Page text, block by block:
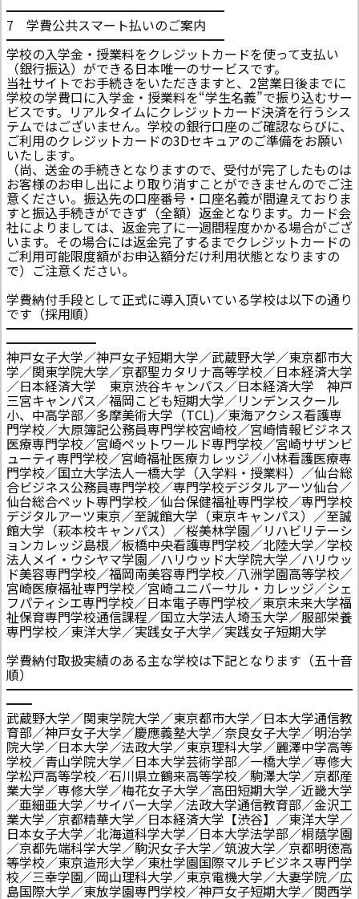
━━━━━━━━━━━━━━━━━
7 学費公共スマート払いのご案内
━━━━━━━━━━━━━━━━━
学校の入学金・授業料をクレジットカードを使って支払い
（銀行振込）ができる日本唯一のサービスです。
当社サイトでお手続きをいただきますと、2営業日後までに
学校の学費口に入学金・授業料を“学生名義”で振り込むサー
ビスです。リアルタイムにクレジットカード決済を行うシス
テムではございません。学校の銀行口座のご確認ならびに、
ご利用のクレジットカードの3Dセキュアのご準備をお願い
いたします。
（尚、送金の手続きとなりますので、受付が完了したものは
お客様のお申し出により取り消すことができませんのでご注
意ください。振込先の口座番号・口座名義が間違えておりま
すと振込手続きができず（全額）返金となります。カード会
社によりましては、返金完了に一週間程度かかる場合がござ
います。その場合には返金完了するまでクレジットカードの
ご利用可能限度額がお申込額分だけ利用状態となりますの
で）ご注意ください。
学費納付手段として正式に導入頂いている学校は以下の通り
です（採用順）
━━━━━━━━━━━━━━━━━━━━━━━━━━━
━━━━━━━
神戸女子大学／神戸女子短期大学／武蔵野大学／東京都市大
学／関東学院大学／京都聖カタリナ高等学校／日本経済大学
／日本経済大学 東京渋谷キャンパス／日本経済大学 神戸
三宮キャンパス／福岡こども短期大学／リンデンスクール
小、中高学部／多摩美術大学（TCL)／東海アクシス看護専
門学校／大原簿記公務員専門学校宮崎校／宮崎情報ビジネス
医療専門学校／宮崎ペットワールド専門学校／宮崎サザンビ
ューティ専門学校／宮崎福祉医療カレッジ／小林看護医療専
門学校／国立大学法人一橋大学（入学料・授業料）／仙台総
合ビジネス公務員専門学校／専門学校デジタルアーツ仙台／
仙台総合ペット専門学校／仙台保健福祉専門学校／専門学校
デジタルアーツ東京／至誠館大学（東京キャンパス）／至誠
館大学（萩本校キャンパス）／桜美林学園／リハビリテーシ
ョンカレッジ島根／板橋中央看護専門学校／北陸大学／学校
法人メイ・ウシヤマ学園／ハリウッド大学院大学／ハリウッ
ド美容専門学校／福岡南美容専門学校／八洲学園高等学校／
宮崎医療福祉専門学校／宮崎ユニバーサル・カレッジ／シェ
フパティシエ専門学校／日本電子専門学校／東京未来大学福
祉保育専門学校通信課程／国立大学法人埼玉大学／服部栄養
専門学校／東洋大学／実践女子大学／実践女子短期大学
学費納付取扱実績のある主な学校は下記となります（五十音
順）
━━━━━━━━━━━━━━━━━━━━━━━━━━━
━━
武蔵野大学／関東学院大学／東京都市大学／日本大学通信教
育部／神戸女子大学／慶應義塾大学／奈良女子大学／明治学
院大学／日本大学／法政大学／東京理科大学／麗澤中学高等
学校／青山学院大学／日本大学芸術学部／一橋大学／専修大
学松戸高等学校／石川県立鶴来高等学校／駒澤大学／京都産
業大学／専修大学／梅花女子大学／高田短期大学／近畿大学
／亜細亜大学／サイバー大学／法政大学通信教育部／金沢工
業大学／京都精華大学／日本経済大学【渋谷】／東洋大学／
日本女子大学／北海道科学大学／日本大学法学部／桐蔭学園
／京都先端科学大学／駒沢女子大学／筑波大学／京都明徳高
等学校／東京造形大学／東杜学園国際マルチビジネス専門学
校／三幸学園／岡山理科大学／東京電機大学／大妻学院／広
島国際大学／東放学園専門学校／神戸女子短期大学／関西学